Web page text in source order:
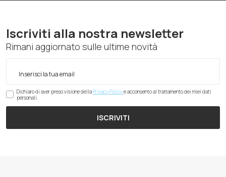
Iscriviti alla nostra newsletter
Rimani aggiornato sulle ultime novità
Dichiaro di aver preso visione dellaPrivacy Policye acconsento al trattamento dei miei dati
personali.
ISCRIVITI